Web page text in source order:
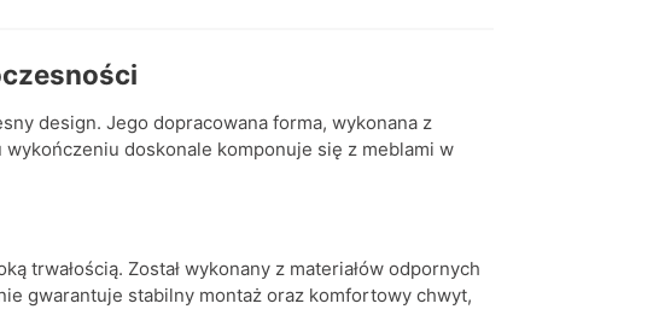
design. Jego dopracowana forma, wykonana z
doskonale komponuje się z meblami w
trwałością. Został wykonany z materiałów odpornych
gwarantuje stabilny montaż oraz komfortowy chwyt,